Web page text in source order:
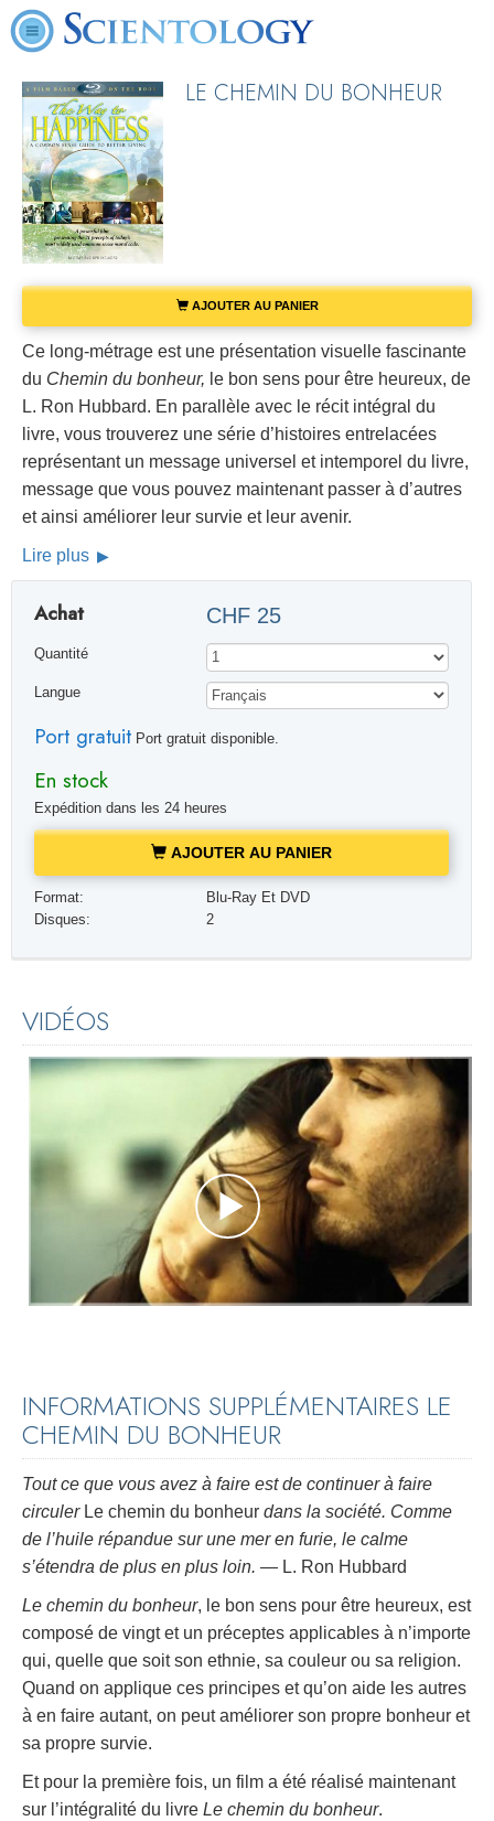
LE CHEMIN DU BONHEUR
AJOUTER AU PANIER
Ce long-métrage est une présentation visuelle fascinante
du Chemin du bonheur, le bon sens pour être heureux, de
L. Ron Hubbard. En parallèle avec le récit intégral du
livre, vous trouverez une série d’histoires entrelacées
représentant un message universel et intemporel du livre,
message que vous pouvez maintenant passer à d’autres
et ainsi améliorer leur survie et leur avenir.
Lire plus
Achat CHF 25
Quantité
Langue
Port gratuitPort gratuit disponible.
En stock
Expédition dans les 24 heures
AJOUTER AU PANIER
Format:
Blu-Ray Et DVD
Disques:
2
VIDÉOS
INFORMATIONS SUPPLÉMENTAIRES LE
CHEMIN DU BONHEUR
Tout ce que vous avez à faire est de continuer à faire
circuler Le chemin du bonheur dans la société. Comme
de l’huile répandue sur une mer en furie, le calme
s’étendra de plus en plus loin. — L. Ron Hubbard
Le chemin du bonheur, le bon sens pour être heureux, est
composé de vingt et un préceptes applicables à n’importe
qui, quelle que soit son ethnie, sa couleur ou sa religion.
Quand on applique ces principes et qu’on aide les autres
à en faire autant, on peut améliorer son propre bonheur et
sa propre survie.
Et pour la première fois, un film a été réalisé maintenant
sur l’intégralité du livre Le chemin du bonheur.